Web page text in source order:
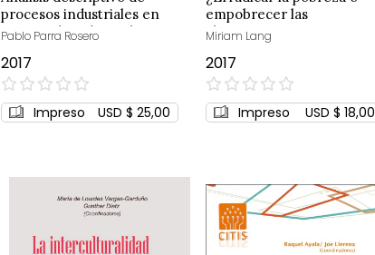
procesos industriales en
ingeniería industrial
Pablo Parra Rosero
2017
0%
Impreso USD $ 25,00
empobrecer las
alternativas?
Miriam Lang
2017
0%
Impreso USD $ 18,00